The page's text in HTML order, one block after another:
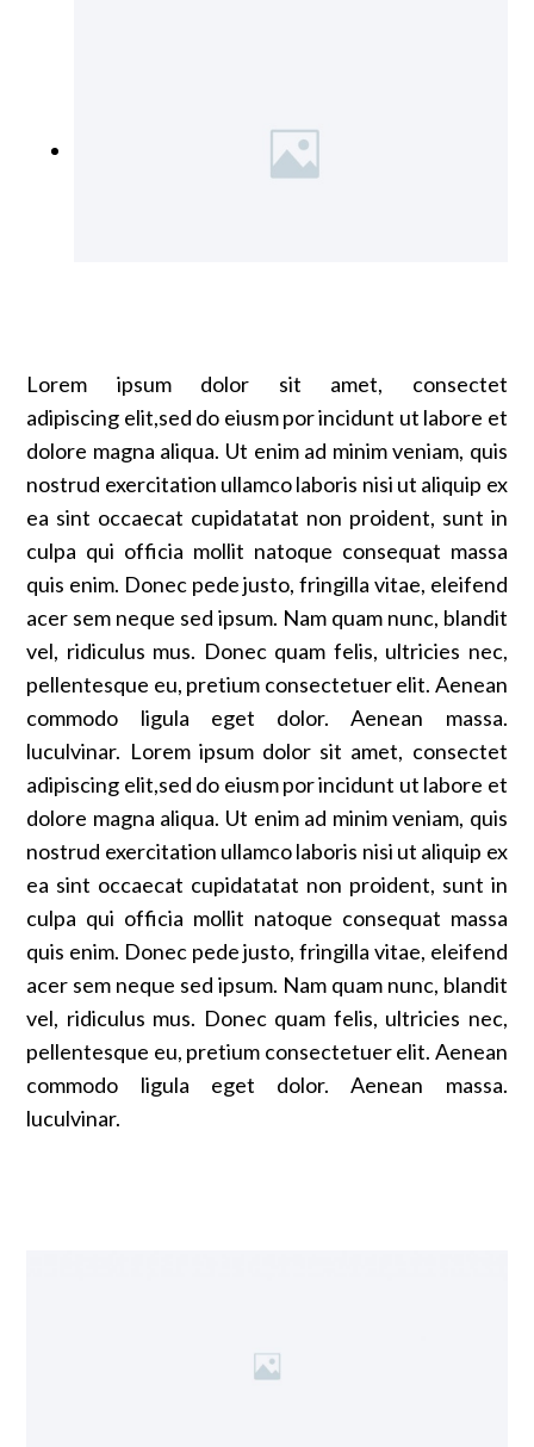
Lorem ipsum dolor sit amet, consectet
adipiscing elit,sed do eiusm por incidunt ut labore et
dolore magna aliqua. Ut enim ad minim veniam, quis
nostrud exercitation ullamco laboris nisi ut aliquip ex
ea sint occaecat cupidatatat non proident, sunt in
culpa qui officia mollit natoque consequat massa
quis enim. Donec pede justo, fringilla vitae, eleifend
acer sem neque sed ipsum. Nam quam nunc, blandit
vel, ridiculus mus. Donec quam felis, ultricies nec,
pellentesque eu, pretium consectetuer elit. Aenean
commodo ligula eget dolor. Aenean massa.
luculvinar. Lorem ipsum dolor sit amet, consectet
adipiscing elit,sed do eiusm por incidunt ut labore et
dolore magna aliqua. Ut enim ad minim veniam, quis
nostrud exercitation ullamco laboris nisi ut aliquip ex
ea sint occaecat cupidatatat non proident, sunt in
culpa qui officia mollit natoque consequat massa
quis enim. Donec pede justo, fringilla vitae, eleifend
acer sem neque sed ipsum. Nam quam nunc, blandit
vel, ridiculus mus. Donec quam felis, ultricies nec,
pellentesque eu, pretium consectetuer elit. Aenean
commodo ligula eget dolor. Aenean massa.
luculvinar.